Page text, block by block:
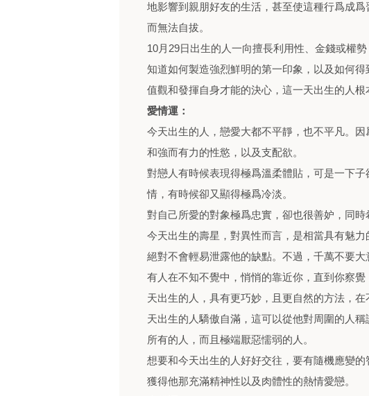
地影響到親朋好友的生活，甚至使這種行爲成
而無法自拔。
10月29日出生的人一向擅長利用性、金錢或權
知道如何製造強烈鮮明的第一印象，以及如何
值觀和發揮自身才能的決心，這一天出生的人根
愛情運：
今天出生的人，戀愛大都不平靜，也不平凡。
和強而有力的性慾，以及支配欲。
對戀人有時候表現得極爲溫柔體貼，可是一下
情，有時候卻又顯得極爲冷淡。
對自己所愛的對象極爲忠實，卻也很善妒，同時
今天出生的壽星，對異性而言，是相當具有魅
絕對不會輕易泄露他的缺點。不過，千萬不要
有人在不知不覺中，悄悄的靠近你，直到你察
天出生的人，具有更巧妙，且更自然的方法，
天出生的人驕傲自滿，這可以從他對周圍的人
所有的人，而且極端厭惡懦弱的人。
想要和今天出生的人好好交往，要有隨機應變
獲得他那充滿精神性以及肉體性的熱情愛戀。